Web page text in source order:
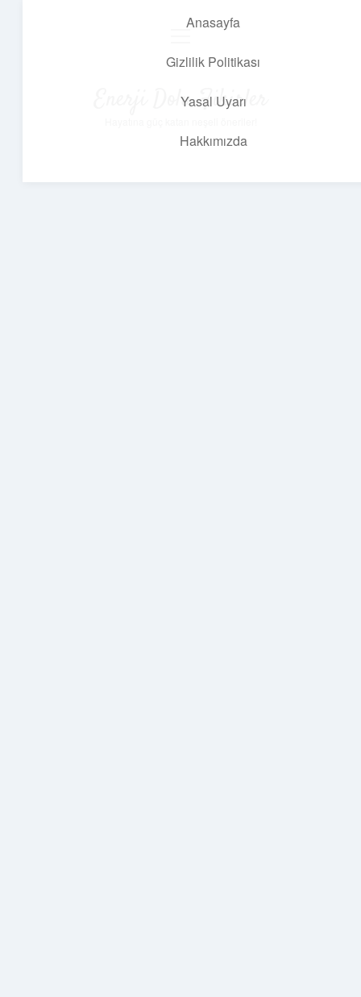
Anasayfa
Gizlilik Politikası
Yasal Uyarı
Hakkımızda
Enerji Dolu Fikirler